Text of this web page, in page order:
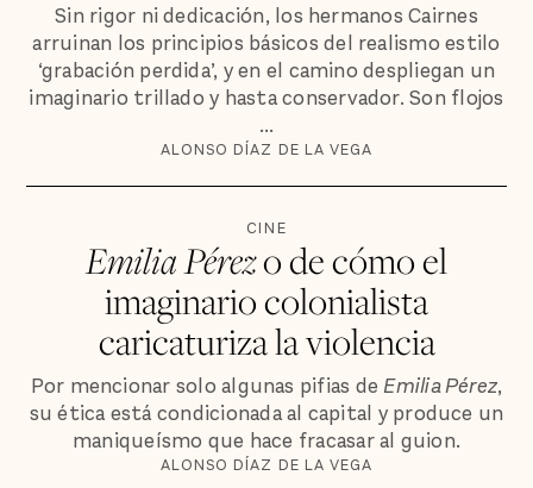
Sin rigor ni dedicación, los hermanos Cairnes
arruinan los principios básicos del realismo estilo
‘grabación perdida’, y en el camino despliegan un
imaginario trillado y hasta conservador. Son flojos
...
ALONSO DÍAZ DE LA VEGA
CINE
Emilia Pérezo de cómo el
imaginario colonialista
caricaturiza la violencia
Por mencionar solo algunas pifias deEmilia Pérez,
su ética está condicionada al capital y produce un
maniqueísmo que hace fracasar al guion.
ALONSO DÍAZ DE LA VEGA